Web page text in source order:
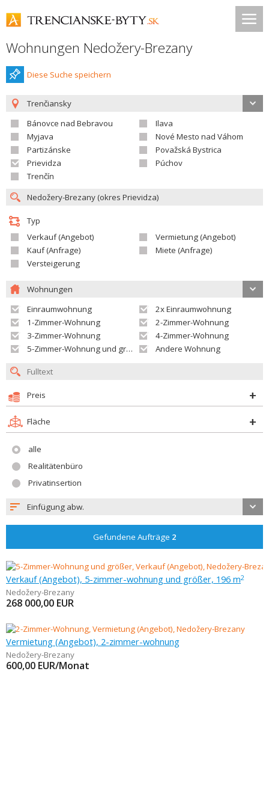
Wohnungen Nedožery-Brezany
Diese Suche speichern
Trenčiansky
Bánovce nad Bebravou
Ilava
Myjava
Nové Mesto nad Váhom
Partizánske
Považská Bystrica
Prievidza
Púchov
Trenčín
Typ
Verkauf (Angebot)
Vermietung (Angebot)
Kauf (Anfrage)
Miete (Anfrage)
Versteigerung
Wohnungen
Einraumwohnung
2x Einraumwohnung
1-Zimmer-Wohnung
2-Zimmer-Wohnung
3-Zimmer-Wohnung
4-Zimmer-Wohnung
5-Zimmer-Wohnung und größer
Andere Wohnung
Preis
Fläche
alle
Realitätenbüro
Privatinsertion
Einfügung abw.
Gefundene Aufträge 2
Verkauf (Angebot), 5-zimmer-wohnung und größer, 196 m2
Nedožery-Brezany
268 000,00 EUR
Vermietung (Angebot), 2-zimmer-wohnung
Nedožery-Brezany
600,00 EUR/Monat